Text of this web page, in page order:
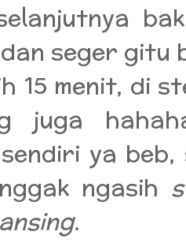
seger gitu
15 menit, di
juga
sendiri ya
ngasih
.